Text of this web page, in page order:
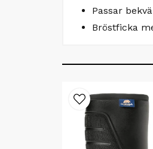
Passar
Bröstficka